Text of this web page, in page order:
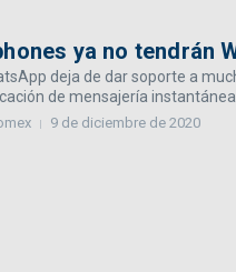
ya no tendrán
deja de dar soporte a
de mensajería
9 de diciembre de 2020